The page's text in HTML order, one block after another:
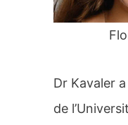
:
Dr Kavaler
de